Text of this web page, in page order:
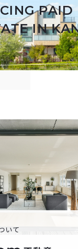
PAID
IN
いて